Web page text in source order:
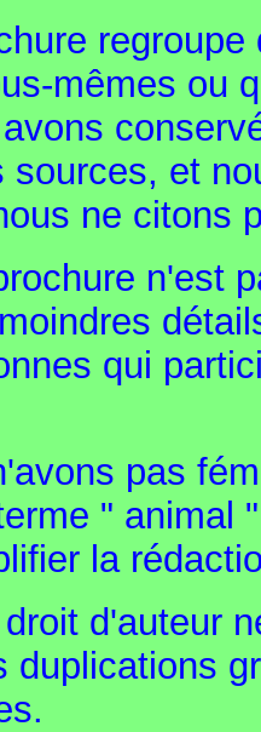
mêmes ou
sources, et
ne citons
n'est
qui
pas
" animal
la
d'auteur
duplications